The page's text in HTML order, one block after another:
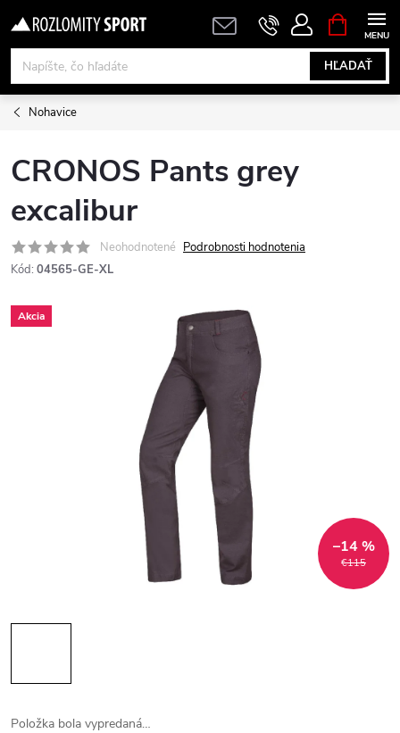
na
obsah
HĽADAŤ
KOŠÍK
Nohavice
CRONOS Pants grey
excalibur
Neohodnotené Podrobnosti hodnotenia
Kód: 04565-GE-XL
Akcia
€115
–14 %
Položka bola vypredaná…